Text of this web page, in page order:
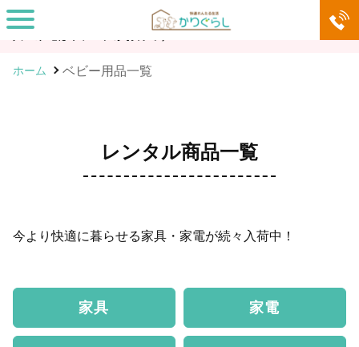
家具・家電サブスク「快適れんたる生活 かりぐらし」。必要な家
ホーム ベビー用品一覧
レンタル商品一覧
今より快適に暮らせる家具・家電が続々入荷中！
家具 家電